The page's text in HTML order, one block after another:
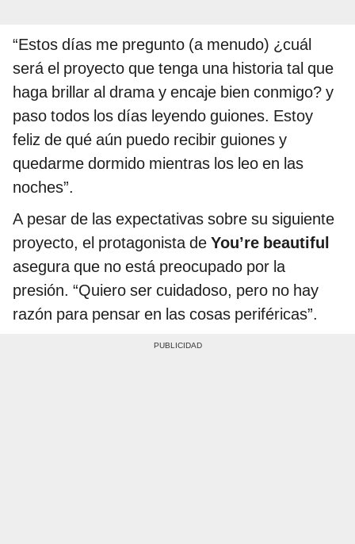
“Estos días me pregunto (a menudo) ¿cuál
será el proyecto que tenga una historia tal que
haga brillar al drama y encaje bien conmigo? y
paso todos los días leyendo guiones. Estoy
feliz de qué aún puedo recibir guiones y
quedarme dormido mientras los leo en las
noches”.
A pesar de las expectativas sobre su siguiente
proyecto, el protagonista de You’re beautiful
asegura que no está preocupado por la
presión. “Quiero ser cuidadoso, pero no hay
razón para pensar en las cosas periféricas”.